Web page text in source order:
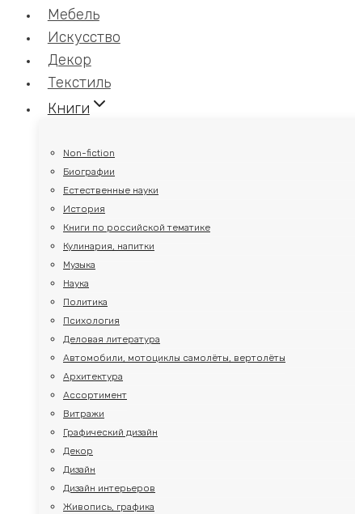
Мебель
Искусство
Декор
Текстиль
Книги
Non-fiction
Биографии
Естественные науки
История
Книги по российской тематике
Кулинария, напитки
Музыка
Наука
Политика
Психология
Деловая литература
Автомобили, мотоциклы самолёты, вертолёты
Архитектура
Ассортимент
Витражи
Графический дизайн
Декор
Дизайн
Дизайн интерьеров
Живопись, графика